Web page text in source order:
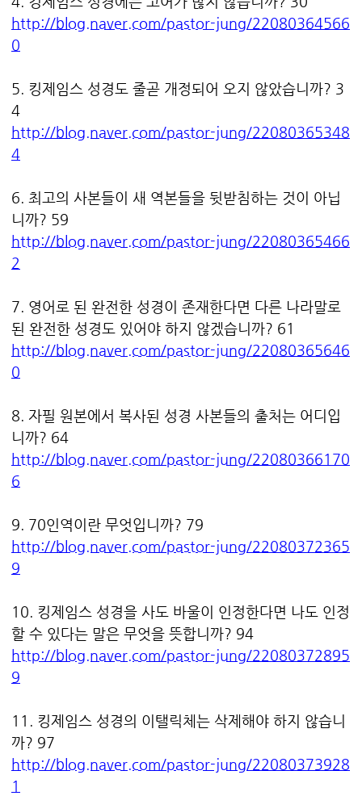
http://blog.naver.com/pastor-jung/22080364566
0
5. 킹제임스 성경도 줄곧 개정되어 오지 않았습니까? 3
4
http://blog.naver.com/pastor-jung/22080365348
4
6. 최고의 사본들이 새 역본들을 뒷받침하는 것이 아닙
니까? 59
http://blog.naver.com/pastor-jung/22080365466
2
7. 영어로 된 완전한 성경이 존재한다면 다른 나라말로
된 완전한 성경도 있어야 하지 않겠습니까? 61
http://blog.naver.com/pastor-jung/22080365646
0
8. 자필 원본에서 복사된 성경 사본들의 출처는 어디입
니까? 64
http://blog.naver.com/pastor-jung/22080366170
6
9. 70인역이란 무엇입니까? 79
http://blog.naver.com/pastor-jung/22080372365
9
10. 킹제임스 성경을 사도 바울이 인정한다면 나도 인정
할 수 있다는 말은 무엇을 뜻합니까? 94
http://blog.naver.com/pastor-jung/22080372895
9
11. 킹제임스 성경의 이탤릭체는 삭제해야 하지 않습니
까? 97
http://blog.naver.com/pastor-jung/22080373928
1